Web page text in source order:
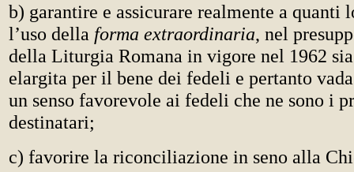
b) garantire e assicurare realmente a quanti
l’uso della forma extraordinaria, nel
della Liturgia Romana in vigore nel 1962
elargita per il bene dei fedeli e pertanto
un senso favorevole ai fedeli che ne sono i
destinatari;
c) favorire la riconciliazione in seno alla